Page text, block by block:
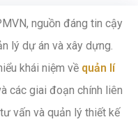
nguồn đáng tin cậy
lý dự án và xây dựng.
khái niệm về quản lí
các giai đoạn chính liên
vấn và quản lý thiết kế